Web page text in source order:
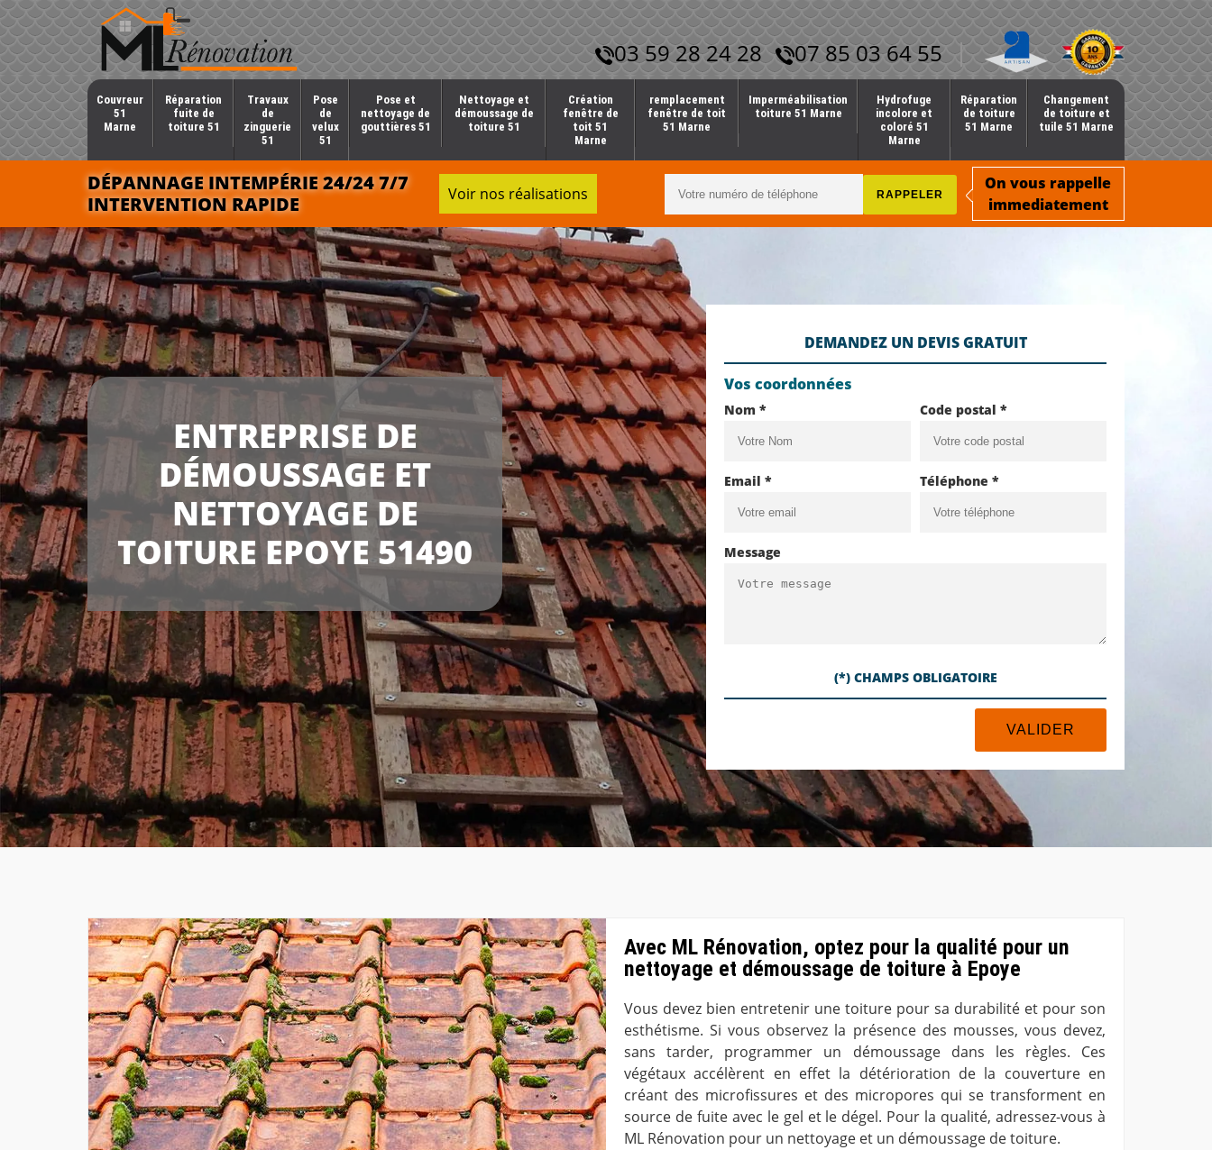
03 59 28 24 28 07 85 03 64 55
Couvreur
51
Marne
Réparation
fuite de
toiture 51
Travaux
de
zinguerie
51
Pose
de
velux
51
Pose et
nettoyage de
gouttières 51
Nettoyage et
démoussage de
toiture 51
Création
fenêtre de
toit 51
Marne
remplacement
fenêtre de toit
51 Marne
Imperméabilisation
toiture 51 Marne
Hydrofuge
incolore et
coloré 51
Marne
Réparation
de toiture
51 Marne
Changement
de toiture et
tuile 51 Marne
DÉPANNAGE INTEMPÉRIE 24/24 7/7
INTERVENTION RAPIDE
Voir nos réalisations
On vous rappelle
immediatement
ENTREPRISE DE
DÉMOUSSAGE ET
NETTOYAGE DE
TOITURE EPOYE 51490
DEMANDEZ UN DEVIS GRATUIT
Vos coordonnées
Nom * Code postal *
Email * Téléphone *
Message
(*) CHAMPS OBLIGATOIRE
Avec ML Rénovation, optez pour la qualité pour un
nettoyage et démoussage de toiture à Epoye
Vous devez bien entretenir une toiture pour sa durabilité et pour son
esthétisme. Si vous observez la présence des mousses, vous devez,
sans tarder, programmer un démoussage dans les règles. Ces
végétaux accélèrent en effet la détérioration de la couverture en
créant des microfissures et des micropores qui se transforment en
source de fuite avec le gel et le dégel. Pour la qualité, adressez-vous à
ML Rénovation pour un nettoyage et un démoussage de toiture.